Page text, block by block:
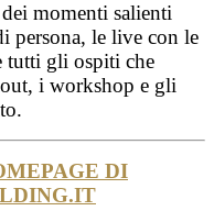
momenti salienti
persona, le live con le
tutti gli ospiti che
i workshop e gli
DI